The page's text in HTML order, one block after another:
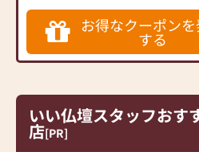
牌、お仏具をたくさん
の「ご縁」によって納
めさせていただきまし
た。
もせずに明治から続け
られて来られた理由、
それはお仏壇、お位
牌、お仏具をご購入い
お得なクーポン
する
いい仏壇スタッフおす
店[PR]